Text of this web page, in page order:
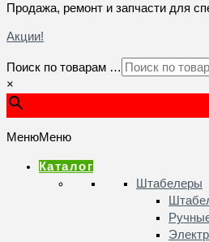
Продажа, ремонт и запчасти для
Акции!
Поиск по товарам …
×
МенюМеню
Каталог
Штабелеры